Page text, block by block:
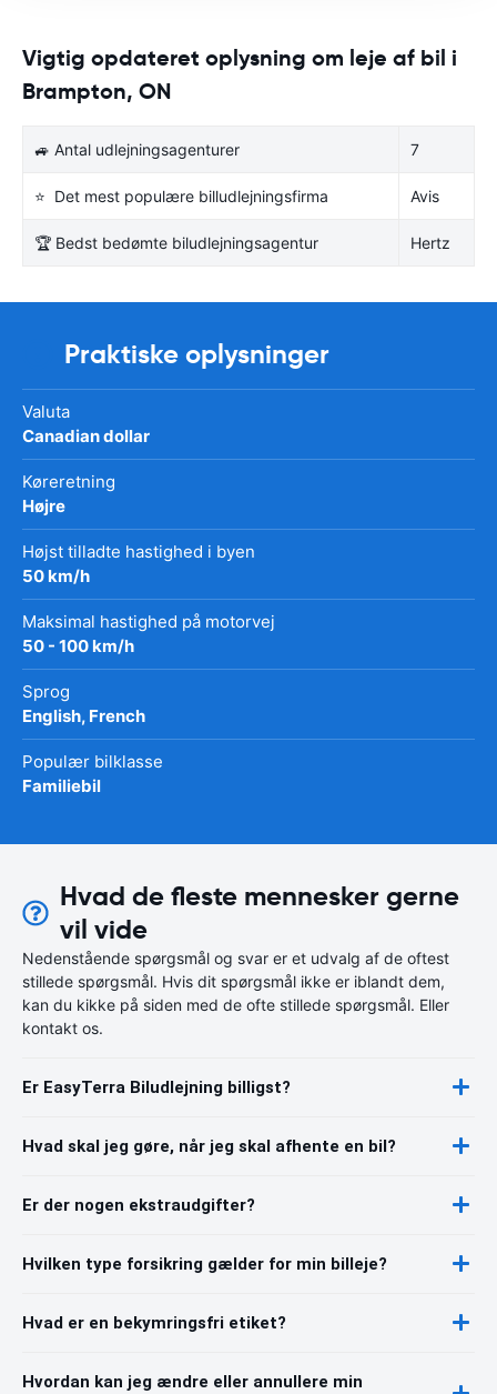
Vigtig opdateret oplysning om leje af bil i
Brampton, ON
🚙 Antal udlejningsagenturer 7
⭐ Det mest populære billudlejningsfirma Avis
🏆 Bedst bedømte biludlejningsagentur Hertz
Praktiske oplysninger
Valuta
Canadian dollar
Køreretning
Højre
Højst tilladte hastighed i byen
50 km/h
Maksimal hastighed på motorvej
50 - 100 km/h
Sprog
English, French
Populær bilklasse
Familiebil
Hvad de fleste mennesker gerne
vil vide
Nedenstående spørgsmål og svar er et udvalg af de oftest
stillede spørgsmål. Hvis dit spørgsmål ikke er iblandt dem,
kan du kikke på siden med de ofte stillede spørgsmål. Eller
kontakt os.
Er EasyTerra Biludlejning billigst?
Hvad skal jeg gøre, når jeg skal afhente en bil?
Er der nogen ekstraudgifter?
Hvilken type forsikring gælder for min billeje?
Hvad er en bekymringsfri etiket?
Hvordan kan jeg ændre eller annullere min